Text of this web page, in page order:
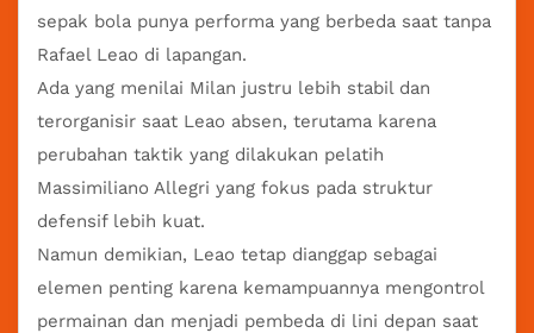
sepak bola punya performa yang berbeda saat tanpa
Rafael Leao di lapangan.
Ada yang menilai Milan justru lebih stabil dan
terorganisir saat Leao absen, terutama karena
perubahan taktik yang dilakukan pelatih
Massimiliano Allegri yang fokus pada struktur
defensif lebih kuat.
Namun demikian, Leao tetap dianggap sebagai
elemen penting karena kemampuannya mengontrol
permainan dan menjadi pembeda di lini depan saat